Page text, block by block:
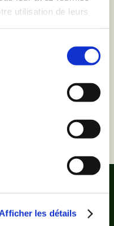
utilisation de leurs
les détails
pas vos